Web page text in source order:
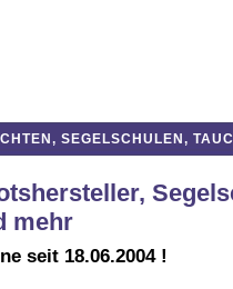
SEGELSCHULEN,
mehr
seit 18.06.2004 !